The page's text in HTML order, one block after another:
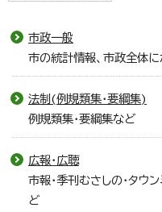
市政一般
市の統計情報、市政全体に
法制(例規類集・要綱集)
例規類集・要綱集など
広報・広聴
市報・季刊むさしの・タウ
ど